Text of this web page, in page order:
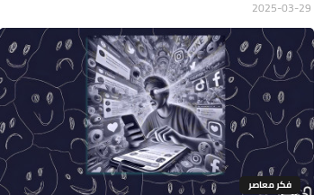
فكر معاصر